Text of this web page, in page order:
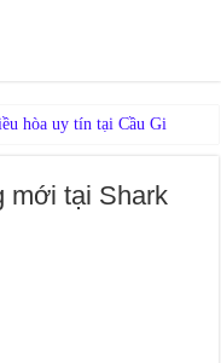
mới tại Shark